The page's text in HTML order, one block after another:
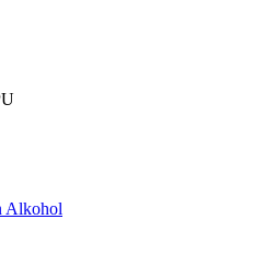
Alkohol